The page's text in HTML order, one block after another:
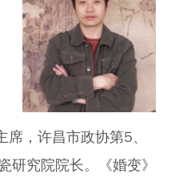
，许昌市政协第5、
研究院院长。《婚变》